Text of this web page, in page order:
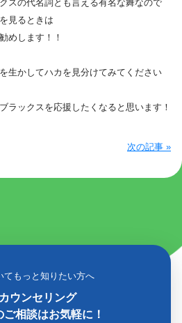
スの代名詞とも言える有名な舞なので
見るときは
めします！！
生かしてハカを見分けてみてください
ラックスを応援したくなると思います！
次の記事 »
てもっと知りたい方へ
ウンセリング
相談はお気軽に！